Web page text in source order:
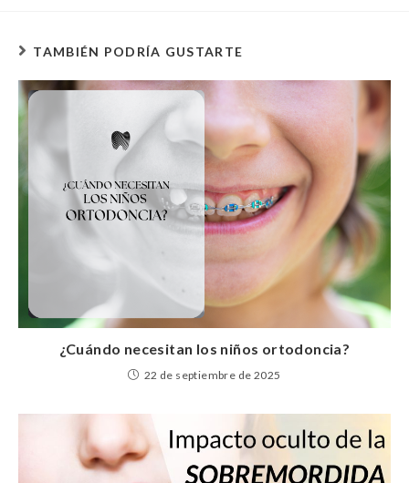
TAMBIÉN PODRÍA GUSTARTE
¿Cuándo necesitan los niños ortodoncia?
22 de septiembre de 2025